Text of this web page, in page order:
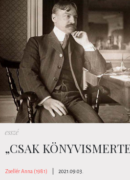
esszé
„CSAK
Zsellér Anna (1981) 2021.09.03.